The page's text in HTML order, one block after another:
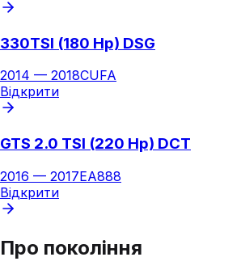
330TSI (180 Hp) DSG
2014 — 2018CUFA
Відкрити
GTS 2.0 TSI (220 Hp) DCT
2016 — 2017EA888
Відкрити
Про покоління